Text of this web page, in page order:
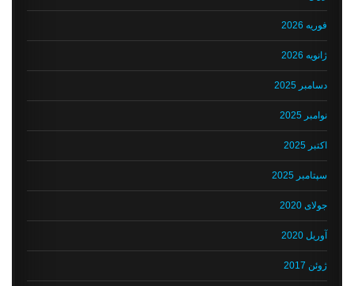
فوریه 2026
ژانویه 2026
دسامبر 2025
نوامبر 2025
اکتبر 2025
سپتامبر 2025
جولای 2020
آوریل 2020
ژوئن 2017